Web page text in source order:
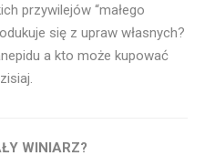
przywilejów “małego
się z upraw własnych?
a kto może kupować
WINIARZ?